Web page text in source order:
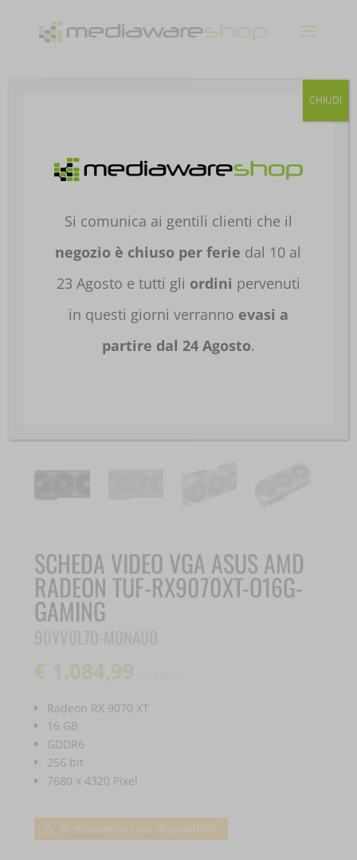
Home/ HARDWARE E
SOFTWARE /COMPONENTI PER PC/SCHEDE
GAMING 90YV0L70-M0NA00
SCHEDA VIDEO VGA ASUS AMD
RADEON TUF-RX9070XT-O16G-
GAMING
€ 1.084,99 IVA inclusa
Radeon RX 9070 XT
16 GB
GDDR6
256 bit
7680 x 4320 Pixel
Al momento non disponibile
Si comunica ai gentili clienti che il
negozio è chiuso per ferie dal 10 al
23 Agosto e tutti gli ordini pervenuti
in questi giorni verranno evasi a
partire dal 24 Agosto.
CHIUDI